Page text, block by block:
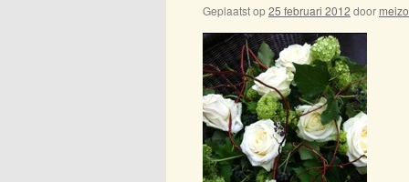
Geplaatst op25 februari 2012 door